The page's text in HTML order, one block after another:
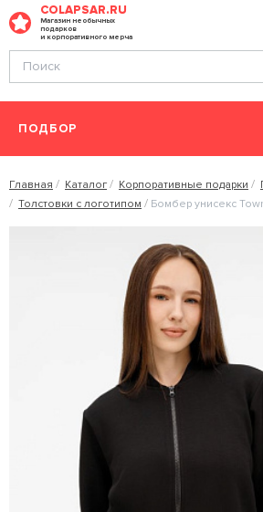
COLAPSAR.RU
Магазин необычных
подарков
и корпоративного мерча
ПОДБОР
Главная Каталог Корпоративные подарки
Толстовки с логотипом
Бомбер унисекс